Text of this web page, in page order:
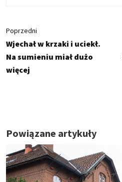
Poprzedni
Wjechał w krzaki i uciekł.
Na sumieniu miał dużo
więcej
Powiązane artykuły